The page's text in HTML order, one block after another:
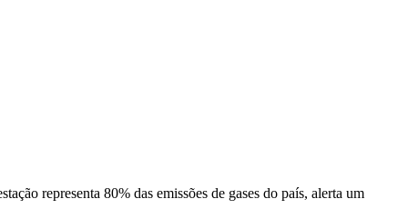
representa 80% das emissões de gases do país, alerta um